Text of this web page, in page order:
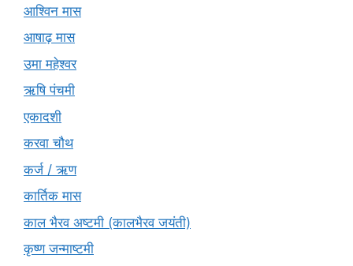
आश्विन मास
आषाढ़ मास
उमा महेश्वर
ऋषि पंचमी
एकादशी
करवा चौथ
कर्ज / ऋण
कार्तिक मास
काल भैरव अष्टमी (कालभैरव जयंती)
कृष्ण जन्माष्टमी